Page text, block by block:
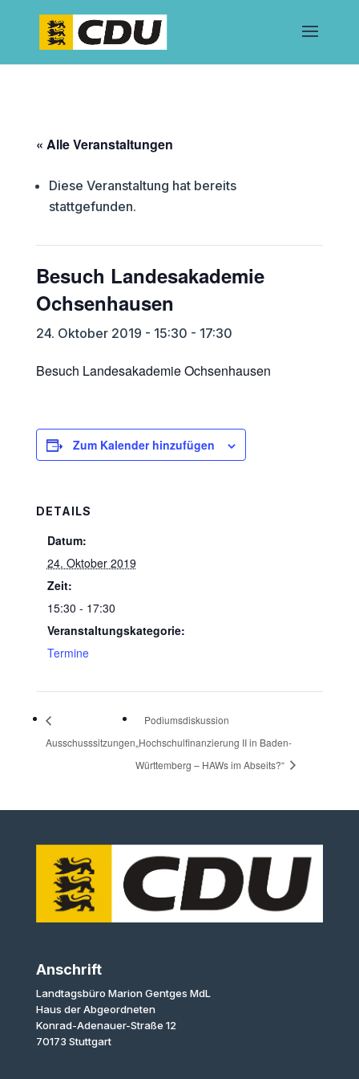
« Alle Veranstaltungen
Diese Veranstaltung hat bereits
stattgefunden.
Besuch Landesakademie
Ochsenhausen
24. Oktober 2019 - 15:30 - 17:30
Besuch Landesakademie Ochsenhausen
Zum Kalender hinzufügen
DETAILS
Datum:
24. Oktober 2019
Zeit:
15:30 - 17:30
Veranstaltungskategorie:
Termine
Ausschusssitzungen
Podiumsdiskussion
„Hochschulfinanzierung II in Baden-
Württemberg – HAWs im Abseits?“
Anschrift
Landtagsbüro Marion Gentges MdL
Haus der Abgeordneten
Konrad-Adenauer-Straße 12
70173 Stuttgart